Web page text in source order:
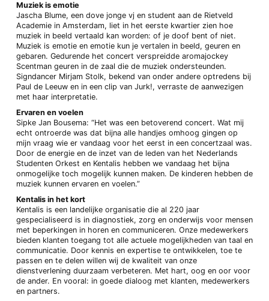
Muziek is emotie
Jascha Blume, een dove jonge vj en student aan de Rietveld
Academie in Amsterdam, liet in het eerste kwartier zien hoe
muziek in beeld vertaald kan worden: of je doof bent of niet.
Muziek is emotie en emotie kun je vertalen in beeld, geuren en
gebaren. Gedurende het concert verspreidde aromajockey
Scentman geuren in de zaal die de muziek ondersteunden.
Signdancer Mirjam Stolk, bekend van onder andere optredens bij
Paul de Leeuw en in een clip van Jurk!, verraste de aanwezigen
met haar interpretatie.
Ervaren en voelen
Sipke Jan Bousema: “Het was een betoverend concert. Wat mij
echt ontroerde was dat bijna alle handjes omhoog gingen op
mijn vraag wie er vandaag voor het eerst in een concertzaal was.
Door de energie en de inzet van de leden van het Nederlands
Studenten Orkest en Kentalis hebben we vandaag het bijna
onmogelijke toch mogelijk kunnen maken. De kinderen hebben de
muziek kunnen ervaren en voelen.”
Kentalis in het kort
Kentalis is een landelijke organisatie die al 220 jaar
gespecialiseerd is in diagnostiek, zorg en onderwijs voor mensen
met beperkingen in horen en communiceren. Onze medewerkers
bieden klanten toegang tot alle actuele mogelijkheden van taal en
communicatie. Door kennis en expertise te ontwikkelen, toe te
passen en te delen willen wij de kwaliteit van onze
dienstverlening duurzaam verbeteren. Met hart, oog en oor voor
de ander. En vooral: in goede dialoog met klanten, medewerkers
en partners.